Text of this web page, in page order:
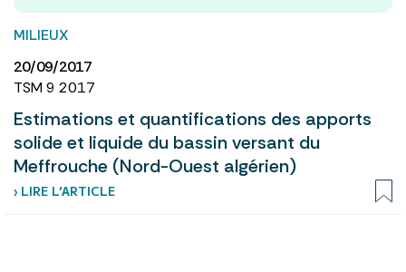
MILIEUX
20/09/2017
TSM 9 2017
Estimations et quantifications des apports
solide et liquide du bassin versant du
Meffrouche (Nord-Ouest algérien)
› LIRE L’ARTICLE